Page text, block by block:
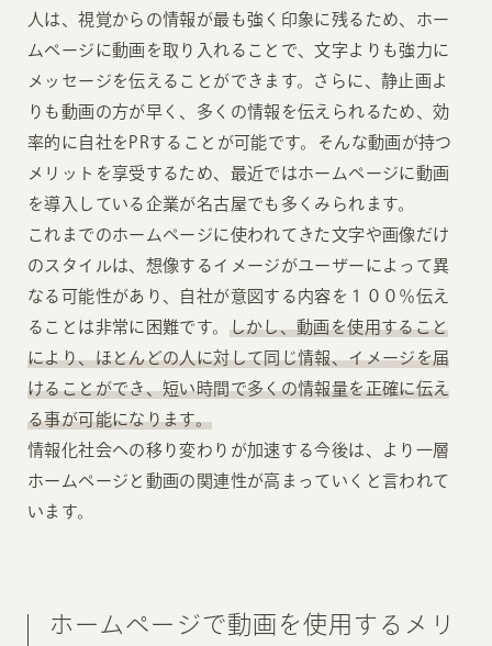
人は、視覚からの情報が最も強く印象に残るため、ホー
ムページに動画を取り入れることで、文字よりも強力に
メッセージを伝えることができます。さらに、静止画よ
りも動画の方が早く、多くの情報を伝えられるため、効
率的に自社をPRすることが可能です。そんな動画が持つ
メリットを享受するため、最近ではホームページに動画
を導入している企業が名古屋でも多くみられます。
これまでのホームページに使われてきた文字や画像だけ
のスタイルは、想像するイメージがユーザーによって異
なる可能性があり、自社が意図する内容を１００％伝え
ることは非常に困難です。 しかし、動画を使用すること
により、ほとんどの人に対して同じ情報、イメージを届
けることができ、短い時間で多くの情報量を正確に伝え
る事が可能になります。
情報化社会への移り変わりが加速する今後は、より一層
ホームページと動画の関連性が高まっていくと言われて
います。
ホームページで動画を使用するメリ